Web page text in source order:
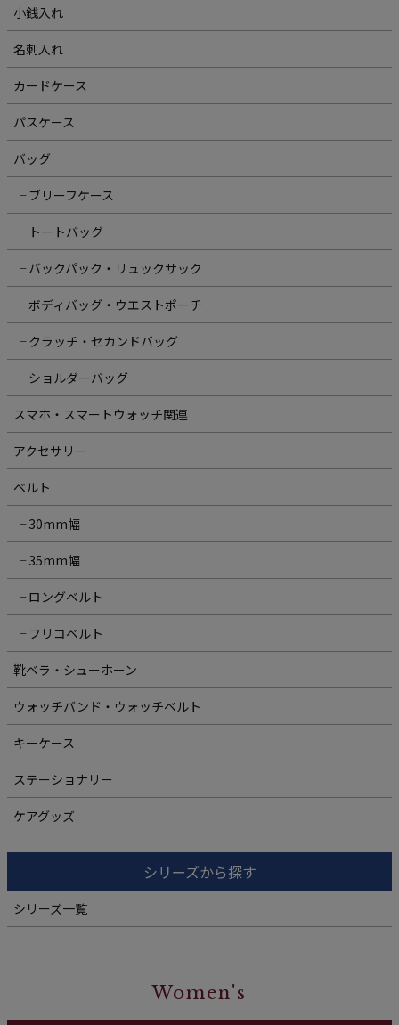
小銭入れ
名刺入れ
カードケース
パスケース
バッグ
└ ブリーフケース
└ トートバッグ
└ バックパック・リュックサック
└ ボディバッグ・ウエストポーチ
└ クラッチ・セカンドバッグ
└ ショルダーバッグ
スマホ・スマートウォッチ関連
アクセサリー
ベルト
└ 30mm幅
└ 35mm幅
└ ロングベルト
└ フリコベルト
靴ベラ・シューホーン
ウォッチバンド・ウォッチベルト
キーケース
ステーショナリー
ケアグッズ
シリーズから探す
シリーズ一覧
Women's